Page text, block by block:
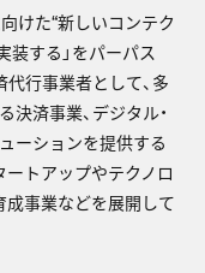
けた“新しいコンテク
装する」をパーパス
行事業者として、多
済事業、デジタル・
ーションを提供する
ートアップやテクノロ
成事業などを展開して